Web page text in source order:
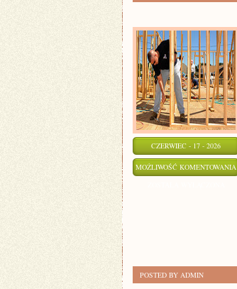
CZERWIEC - 17 - 2026
MOŻLIWOŚĆ KOMENTOWANIA
POSTED BY ADMIN